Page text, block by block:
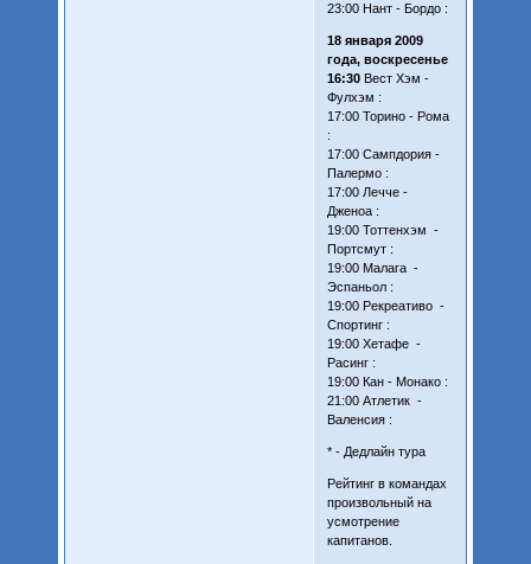
23:00 Нант - Бордо :
18 января 2009
года, воскресенье
16:30Вест Хэм -
Фулхэм :
17:00 Торино - Рома
:
17:00 Сампдория -
Палермо :
17:00 Лечче -
Дженоа :
19:00 Тоттенхэм -
Портсмут :
19:00 Малага -
Эспаньол :
19:00 Рекреативо -
Спортинг :
19:00 Хетафе -
Расинг :
19:00 Кан - Монако :
21:00 Атлетик -
Валенсия :
* - Дедлайн тура
Рейтинг в командах
произвольный на
усмотрение
капитанов.